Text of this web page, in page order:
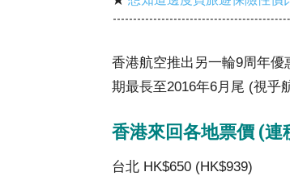
香港航空推出另一輪9周年
期最長至2016年6月尾 (視乎
香港來回各地票價 (連
台北 HK$650 (HK$939)